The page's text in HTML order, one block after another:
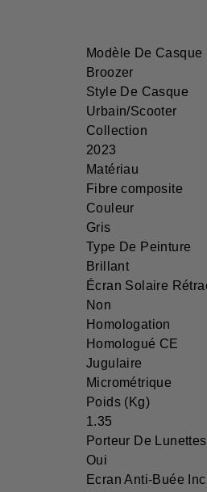
Modèle De Casque
Broozer
Style De Casque
Urbain/Scooter
Collection
2023
Matériau
Fibre composite
Couleur
Gris
Type De Peinture
Brillant
Écran Solaire
Non
Homologation
Homologué CE
Jugulaire
Micrométrique
Poids (Kg)
1.35
Porteur De Lunettes
Oui
Ecran Anti-Buée